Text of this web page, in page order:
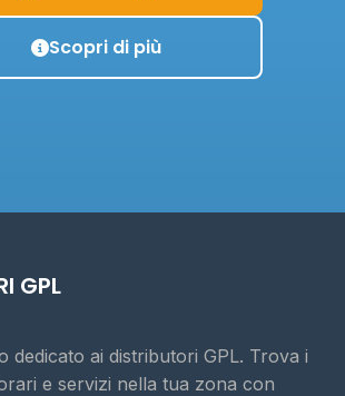
Scopri di più
GPL
dedicato ai distributori GPL. Trova i
e servizi nella tua zona con